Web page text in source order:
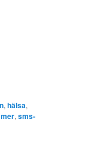
, hälsa,
, sms-